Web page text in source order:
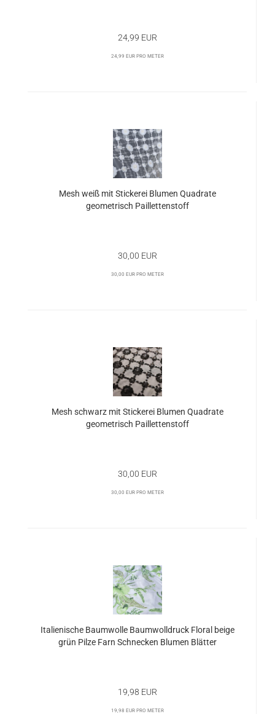
24,99 EUR
24,99 EUR pro Meter
Mesh weiß mit Stickerei Blumen Quadrate
geometrisch Paillettenstoff
30,00 EUR
30,00 EUR pro Meter
Mesh schwarz mit Stickerei Blumen Quadrate
geometrisch Paillettenstoff
30,00 EUR
30,00 EUR pro Meter
Italienische Baumwolle Baumwolldruck Floral beige
grün Pilze Farn Schnecken Blumen Blätter
19,98 EUR
19,98 EUR pro Meter